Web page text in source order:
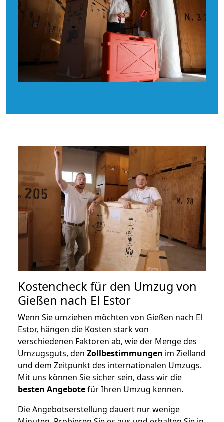
Kostencheck für den Umzug von
Gießen nach El Estor
Wenn Sie umziehen möchten von Gießen nach El
Estor, hängen die Kosten stark von
verschiedenen Faktoren ab, wie der Menge des
Umzugsguts, den Zollbestimmungen im Zielland
und dem Zeitpunkt des internationalen Umzugs.
Mit uns können Sie sicher sein, dass wir die
besten Angebotefür Ihren Umzug kennen.
Die Angebotserstellung dauert nur wenige